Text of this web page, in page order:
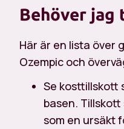
Behöver jag
Här är en lista över
Ozempic och
Se kosttillskott
basen.
som en ursäkt